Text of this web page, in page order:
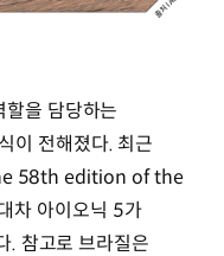
을 담당하는
이 전해졌다. 최근
58th edition of the
차 아이오닉 5가
. 참고로 브라질은